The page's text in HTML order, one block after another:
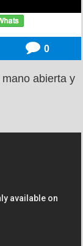
0
abierta y